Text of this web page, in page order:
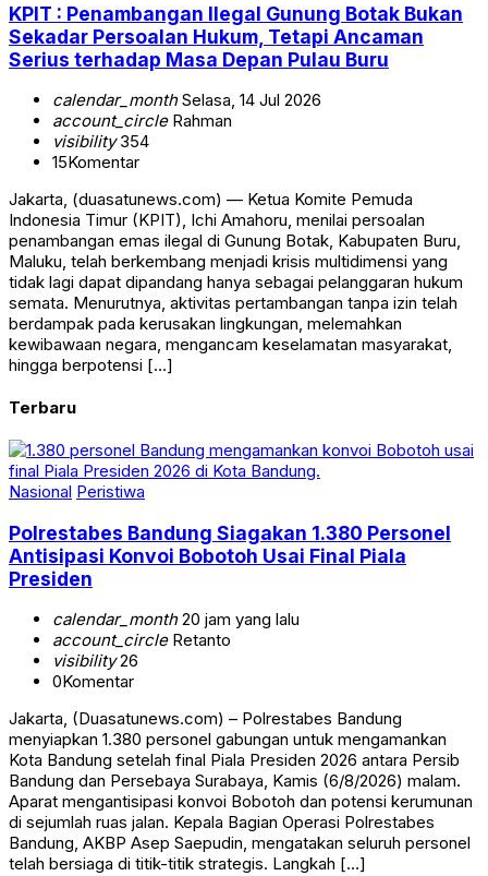
KPIT : Penambangan Ilegal Gunung Botak Bukan
Sekadar Persoalan Hukum, Tetapi Ancaman
Serius terhadap Masa Depan Pulau Buru
calendar_monthSelasa, 14 Jul 2026
account_circleRahman
visibility354
15Komentar
Jakarta, (duasatunews.com) — Ketua Komite Pemuda
Indonesia Timur (KPIT), Ichi Amahoru, menilai persoalan
penambangan emas ilegal di Gunung Botak, Kabupaten Buru,
Maluku, telah berkembang menjadi krisis multidimensi yang
tidak lagi dapat dipandang hanya sebagai pelanggaran hukum
semata. Menurutnya, aktivitas pertambangan tanpa izin telah
berdampak pada kerusakan lingkungan, melemahkan
kewibawaan negara, mengancam keselamatan masyarakat,
hingga berpotensi […]
Terbaru
Nasional Peristiwa
Polrestabes Bandung Siagakan 1.380 Personel
Antisipasi Konvoi Bobotoh Usai Final Piala
Presiden
calendar_month20 jam yang lalu
account_circleRetanto
visibility26
0Komentar
Jakarta, (Duasatunews.com) – Polrestabes Bandung
menyiapkan 1.380 personel gabungan untuk mengamankan
Kota Bandung setelah final Piala Presiden 2026 antara Persib
Bandung dan Persebaya Surabaya, Kamis (6/8/2026) malam.
Aparat mengantisipasi konvoi Bobotoh dan potensi kerumunan
di sejumlah ruas jalan. Kepala Bagian Operasi Polrestabes
Bandung, AKBP Asep Saepudin, mengatakan seluruh personel
telah bersiaga di titik-titik strategis. Langkah […]